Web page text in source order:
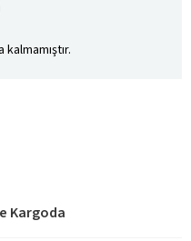
kalmamıştır.
Kargoda